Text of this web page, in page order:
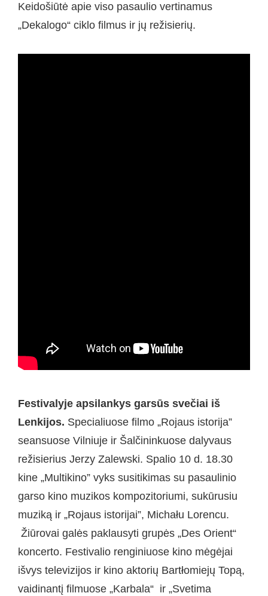
Keidošiūtė apie viso pasaulio vertinamus
„Dekalogo“ ciklo filmus ir jų režisierių.
Festivalyje apsilankys garsūs svečiai iš
Lenkijos. Specialiuose filmo „Rojaus istorija”
seansuose Vilniuje ir Šalčininkuose dalyvaus
režisierius Jerzy Zalewski. Spalio 10 d. 18.30
kine „Multikino” vyks susitikimas su pasaulinio
garso kino muzikos kompozitoriumi, sukūrusiu
muziką ir „Rojaus istorijai”, Michału Lorencu.
Žiūrovai galės paklausyti grupės „Des Orient“
koncerto. Festivalio renginiuose kino mėgėjai
išvys televizijos ir kino aktorių Bartłomiejų Topą,
vaidinantį filmuose „Karbala“ ir „Svetima